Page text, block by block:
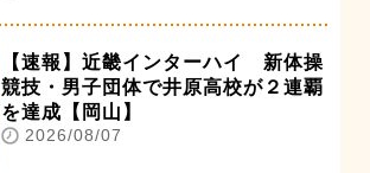
【速報】近畿インターハイ 新体操
競技・男子団体で井原高校が２連覇
を達成【岡山】
2026/08/07